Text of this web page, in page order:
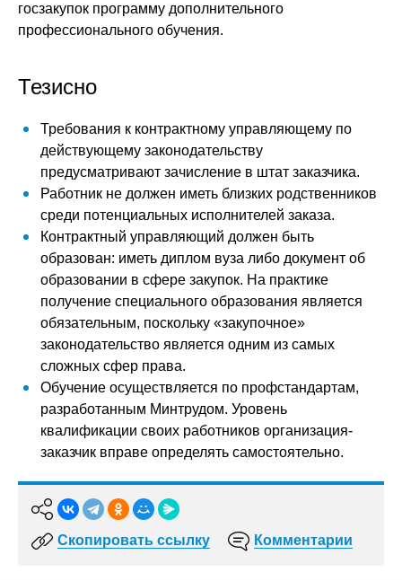
госзакупок программу дополнительного
профессионального обучения.
Тезисно
Требования к контрактному управляющему по
действующему законодательству
предусматривают зачисление в штат заказчика.
Работник не должен иметь близких родственников
среди потенциальных исполнителей заказа.
Контрактный управляющий должен быть
образован: иметь диплом вуза либо документ об
образовании в сфере закупок. На практике
получение специального образования является
обязательным, поскольку «закупочное»
законодательство является одним из самых
сложных сфер права.
Обучение осуществляется по профстандартам,
разработанным Минтрудом. Уровень
квалификации своих работников организация-
заказчик вправе определять самостоятельно.
Скопировать ссылку Комментарии